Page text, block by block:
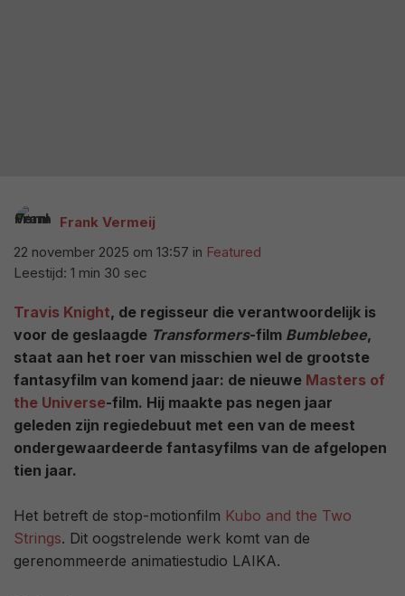
Frank Vermeij
22 november 2025 om 13:57 in Featured
Leestijd: 1 min 30 sec
Travis Knight, de regisseur die verantwoordelijk is
voor de geslaagde Transformers-film Bumblebee,
staat aan het roer van misschien wel de grootste
fantasyfilm van komend jaar: de nieuwe Masters of
the Universe-film. Hij maakte pas negen jaar
geleden zijn regiedebuut met een van de meest
ondergewaardeerde fantasyfilms van de afgelopen
tien jaar.
Het betreft de stop-motionfilm Kubo and the Two
Strings. Dit oogstrelende werk komt van de
gerenommeerde animatiestudio LAIKA.